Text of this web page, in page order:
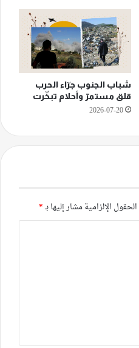
شباب الجنوب جرّاء الحرب
قلق مستمرّ وأحلام تبخّرت
2026-07-20
الحقول الإلزامية مشار إليها بـ*